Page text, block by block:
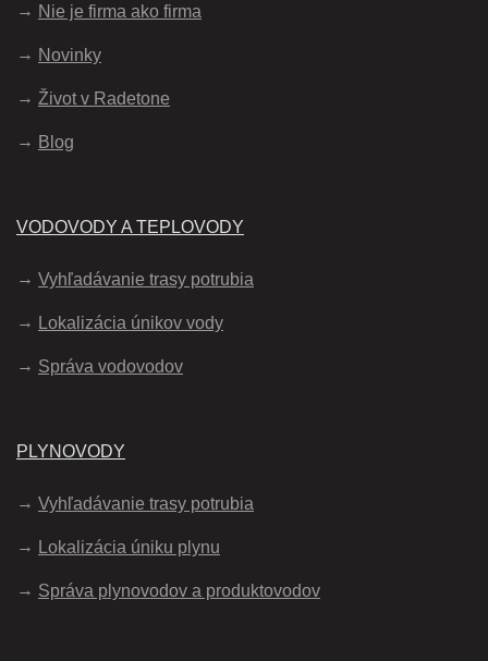
Nie je firma ako firma
Novinky
Život v Radetone
Blog
VODOVODY A TEPLOVODY
Vyhľadávanie trasy potrubia
Lokalizácia únikov vody
Správa vodovodov
PLYNOVODY
Vyhľadávanie trasy potrubia
Lokalizácia úniku plynu
Správa plynovodov a produktovodov